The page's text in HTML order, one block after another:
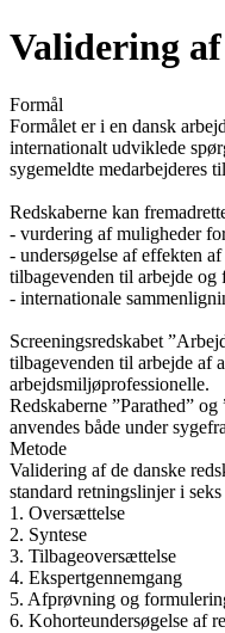
Validering af
Formål
Formålet er i en dansk
internationalt udviklede
sygemeldte medarbejderes
Redskaberne kan
- vurdering af muligheder
- undersøgelse af effekten
tilbagevenden til arbejde og
- internationale
Screeningsredskabet
tilbagevenden til arbejde af
arbejdsmiljøprofessionelle.
Redskaberne ”Parathed”
anvendes både under
Metode
Validering af de danske
standard retningslinjer i
1. Oversættelse
2. Syntese
3. Tilbageoversættelse
4. Ekspertgennemgang
5. Afprøvning og
6. Kohorteundersøgelse af